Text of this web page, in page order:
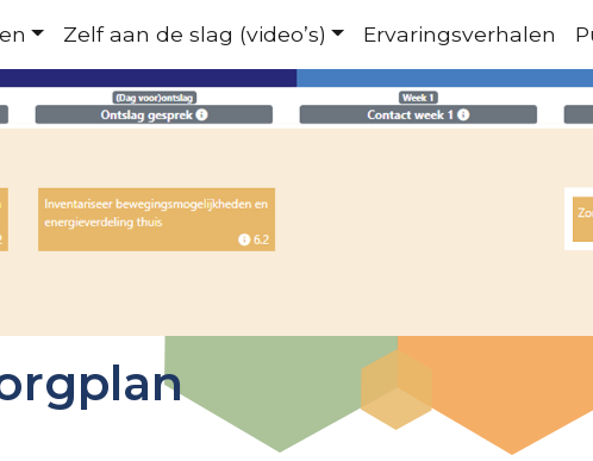
Zelf aan de slag (video’s) Ervaringsverhalen